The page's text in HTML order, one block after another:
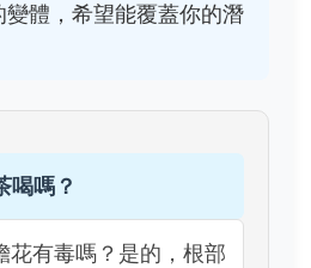
體，希望能覆蓋你的潛
喝嗎？
花有毒嗎？是的，根部